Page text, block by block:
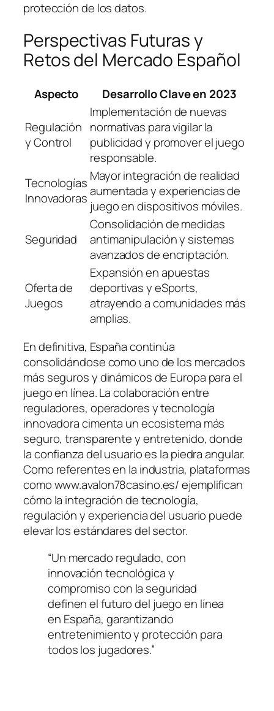
protección de los datos.
Perspectivas Futuras y
Retos del Mercado Español
Aspecto Desarrollo Clave en 2023
Regulación
y Control
Implementación de nuevas
normativas para vigilar la
publicidad y promover el juego
responsable.
Tecnologías
Innovadoras
Mayor integración de realidad
aumentada y experiencias de
juego en dispositivos móviles.
Seguridad
Consolidación de medidas
antimanipulación y sistemas
avanzados de encriptación.
Oferta de
Juegos
Expansión en apuestas
deportivas y eSports,
atrayendo a comunidades más
amplias.
En definitiva, España continúa
consolidándose como uno de los mercados
más seguros y dinámicos de Europa para el
juego en línea. La colaboración entre
reguladores, operadores y tecnología
innovadora cimenta un ecosistema más
seguro, transparente y entretenido, donde
la confianza del usuario es la piedra angular.
Como referentes en la industria, plataformas
como www.avalon78casino.es/ ejemplifican
cómo la integración de tecnología,
regulación y experiencia del usuario puede
elevar los estándares del sector.
“Un mercado regulado, con
innovación tecnológica y
compromiso con la seguridad
definen el futuro del juego en línea
en España, garantizando
entretenimiento y protección para
todos los jugadores.”